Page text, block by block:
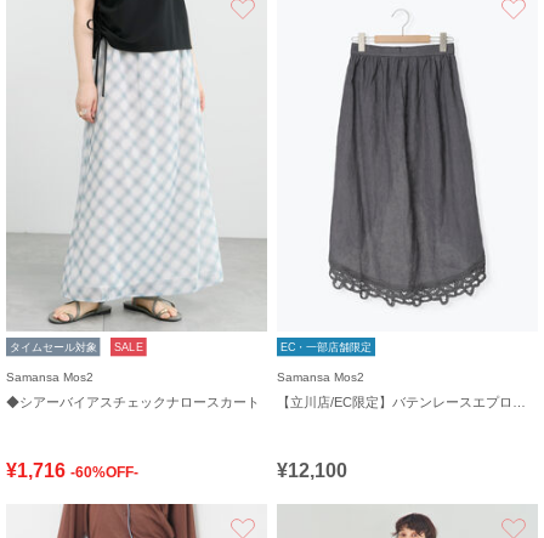
タイムセール対象 SALE
Samansa Mos2
◆シアーバイアスチェックナロースカート
¥1,716 -60%OFF-
EC・一部店舗限定
Samansa Mos2
¥12,100